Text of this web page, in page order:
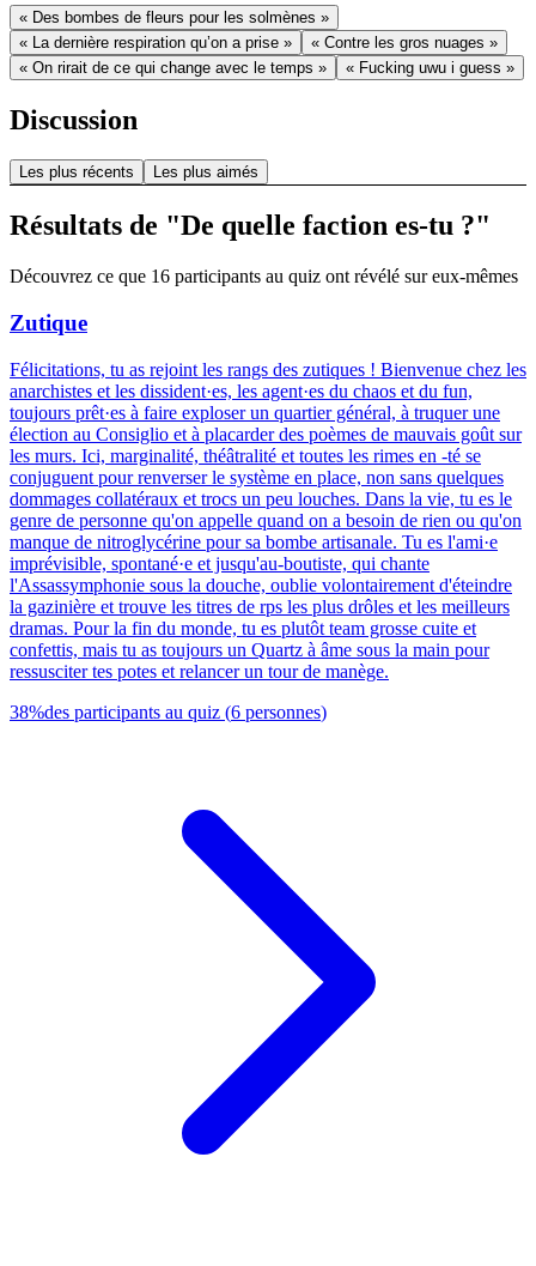
« Des bombes de fleurs pour les solmènes »
« La dernière respiration qu’on a prise »
« Contre les gros nuages »
« On rirait de ce qui change avec le temps »
« Fucking uwu i guess »
Discussion
Les plus récents Les plus aimés
Résultats de "De quelle faction es-tu ?"
Découvrez ce que 16 participants au quiz ont révélé sur eux-mêmes
Zutique
Félicitations, tu as rejoint les rangs des zutiques ! Bienvenue chez les
anarchistes et les dissident·es, les agent·es du chaos et du fun,
toujours prêt·es à faire exploser un quartier général, à truquer une
élection au Consiglio et à placarder des poèmes de mauvais goût sur
les murs. Ici, marginalité, théâtralité et toutes les rimes en -té se
conjuguent pour renverser le système en place, non sans quelques
dommages collatéraux et trocs un peu louches. Dans la vie, tu es le
genre de personne qu'on appelle quand on a besoin de rien ou qu'on
manque de nitroglycérine pour sa bombe artisanale. Tu es l'ami·e
imprévisible, spontané·e et jusqu'au-boutiste, qui chante
l'Assassymphonie sous la douche, oublie volontairement d'éteindre
la gazinière et trouve les titres de rps les plus drôles et les meilleurs
dramas. Pour la fin du monde, tu es plutôt team grosse cuite et
confettis, mais tu as toujours un Quartz à âme sous la main pour
ressusciter tes potes et relancer un tour de manège.
38%des participants au quiz (6 personnes)